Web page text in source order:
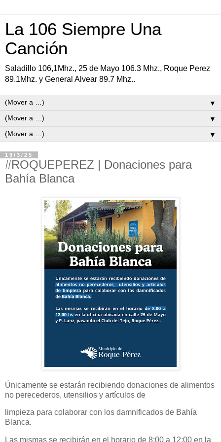
La 106 Siempre Una
Canción
Saladillo 106,1Mhz., 25 de Mayo 106.3 Mhz., Roque Perez
89.1Mhz. y General Alvear 89.7 Mhz..
▼
▼
▼
19/3/25
#ROQUEPEREZ | Donaciones para
Bahía Blanca
Únicamente se estarán recibiendo donaciones de alimentos
no perecederos, utensilios y artículos de
limpieza para colaborar con los damnificados de Bahía
Blanca.
Las mismas se recibirán en el horario de 8:00 a 12:00 en la